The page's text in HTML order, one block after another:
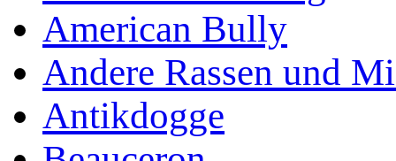
American Bully
Andere Rassen und
Antikdogge